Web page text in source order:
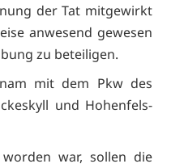
der Tat mitgewirkt
anwesend gewesen
zu beteiligen.
mit dem Pkw des
und Hohenfels-
war, sollen die